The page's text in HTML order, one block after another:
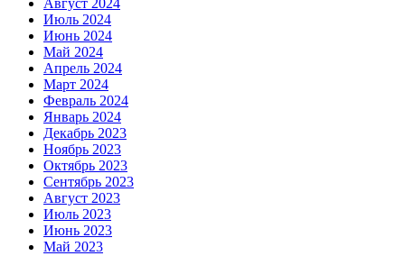
Июль 2024
Июнь 2024
Май 2024
Апрель 2024
Март 2024
Февраль 2024
Январь 2024
Декабрь 2023
Ноябрь 2023
Октябрь 2023
Сентябрь 2023
Август 2023
Июль 2023
Июнь 2023
Май 2023